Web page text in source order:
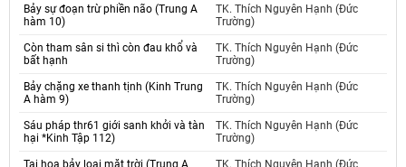
Bảy sự đoạn trừ phiền não (Trung A
hàm 10)
TK. Thích Nguyên Hạnh (Đức
Trường)
Còn tham sân si thì còn đau khổ và
bất hạnh
TK. Thích Nguyên Hạnh (Đức
Trường)
Bảy chặng xe thanh tịnh (Kinh Trung
A hàm 9)
TK. Thích Nguyên Hạnh (Đức
Trường)
Sáu pháp thr61 giới sanh khởi và tàn
hại *Kinh Tập 112)
TK. Thích Nguyên Hạnh (Đức
Trường)